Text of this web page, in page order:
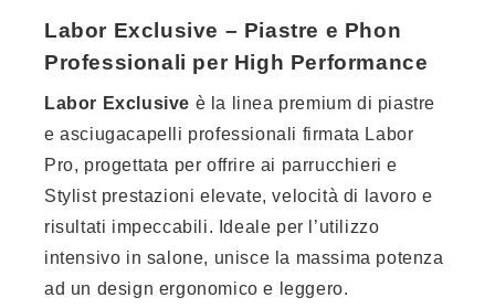
Labor Exclusive – Piastre e Phon
Professionali per High Performance
Labor Exclusive è la linea premium di piastre
e asciugacapelli professionali firmata Labor
Pro, progettata per offrire ai parrucchieri e
Stylist prestazioni elevate, velocità di lavoro e
risultati impeccabili. Ideale per l’utilizzo
intensivo in salone, unisce la massima potenza
ad un design ergonomico e leggero.